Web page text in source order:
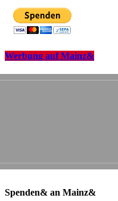
Werbung auf Mainz&
Spenden& an Mainz&